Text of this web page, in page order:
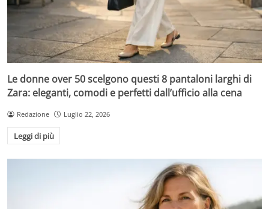
Le donne over 50 scelgono questi 8 pantaloni larghi di
Zara: eleganti, comodi e perfetti dall’ufficio alla cena
Redazione Luglio 22, 2026
Leggi di più